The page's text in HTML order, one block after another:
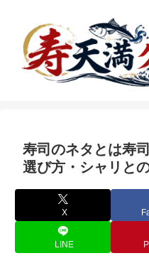
寿司のネタとは寿
選び方・シャリと
X
LINE